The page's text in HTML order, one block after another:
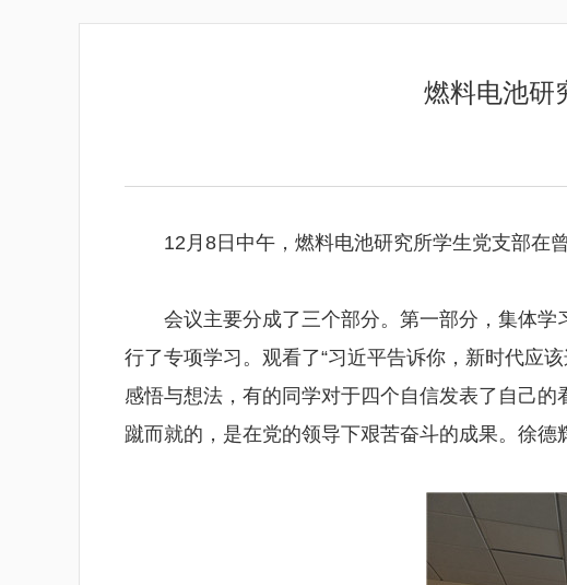
燃料电池研
12月8日中午，燃料电池研究所学生党支部在
会议主要分成了三个部分。第一部分，集体
行了专项学习。观看了“习近平告诉你，新时代应
感悟与想法，有的同学对于四个自信发表了自己
蹴而就的，是在党的领导下艰苦奋斗的成果。徐